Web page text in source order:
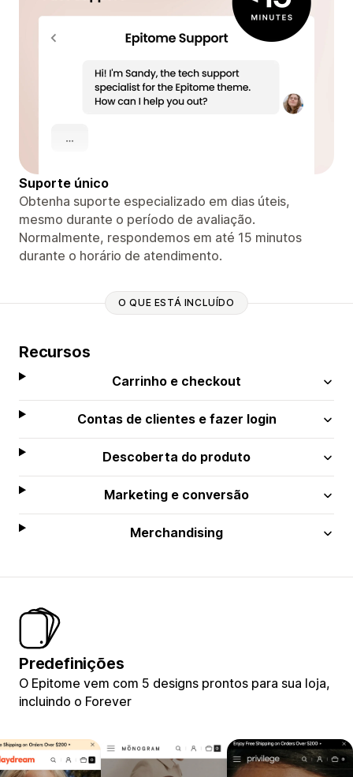
Suporte único
Obtenha suporte especializado em dias úteis,
mesmo durante o período de avaliação.
Normalmente, respondemos em até 15 minutos
durante o horário de atendimento.
O QUE ESTÁ INCLUÍDO
Recursos
Carrinho e checkout
Contas de clientes e fazer login
Descoberta do produto
Marketing e conversão
Merchandising
Predefinições
O Epitome vem com 5 designs prontos para sua loja,
incluindo o Forever